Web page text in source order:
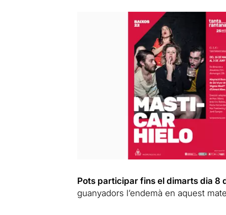
Pots participar fins el dimarts dia 8
guanyadors l’endemà en aquest